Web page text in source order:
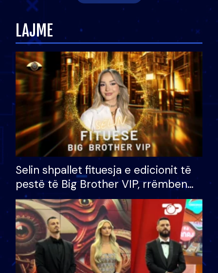
LAJME
Selin shpallet fituesja e edicionit të
pestë të Big Brother VIP, rrëmben
çmimin e madh prej 100 mijë eurosh